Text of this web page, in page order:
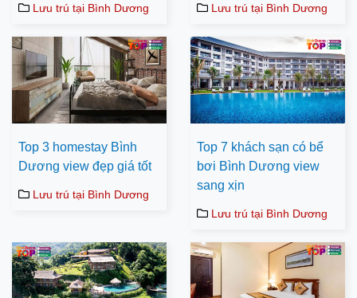
Lưu trú tại Bình Dương Lưu trú tại Bình Dương
Top 3 homestay Bình
Dương view đẹp giá tốt
Lưu trú tại Bình Dương
Top 7 khách sạn có bể
bơi Bình Dương view
sang xịn
Lưu trú tại Bình Dương